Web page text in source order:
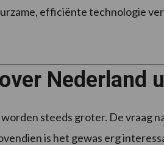
efficiënte technologie
Nederland
steeds groter. De vraag
is het gewas erg